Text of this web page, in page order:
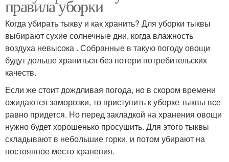
правила уборки
Когда убирать тыкву и как хранить? Для уборки тыквы
выбирают сухие солнечные дни, когда влажность
воздуха невысока . Собранные в такую погоду овощи
будут дольше храниться без потери потребительских
качеств.
Если же стоит дождливая погода, но в скором времени
ожидаются заморозки, то приступить к уборке тыквы все
равно придется. Но перед закладкой на хранения овощи
нужно будет хорошенько просушить. Для этого тыквы
складывают в небольшие горки, и потом убирают на
постоянное место хранения.